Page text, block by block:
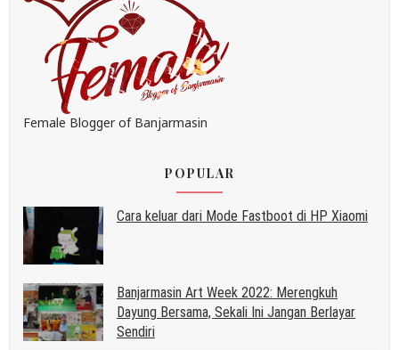
Female Blogger of Banjarmasin
POPULAR
Cara keluar dari Mode Fastboot di HP Xiaomi
Banjarmasin Art Week 2022: Merengkuh
Dayung Bersama, Sekali Ini Jangan Berlayar
Sendiri